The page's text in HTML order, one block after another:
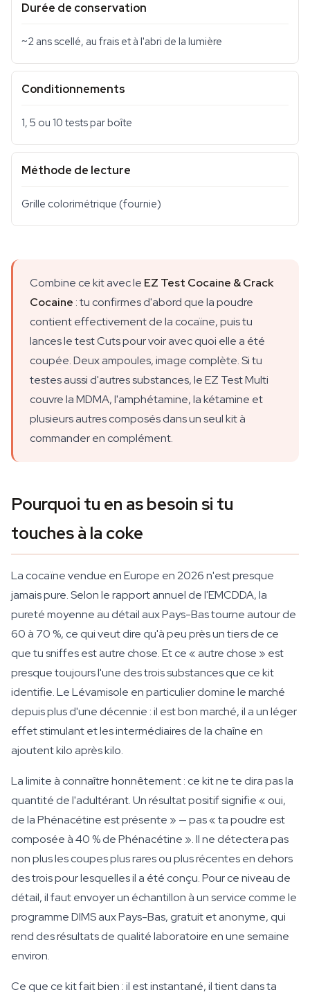
Durée de conservation
~2 ans scellé, au frais et à l'abri de la lumière
Conditionnements
1, 5 ou 10 tests par boîte
Méthode de lecture
Grille colorimétrique (fournie)
Combine ce kit avec le EZ Test Cocaine & Crack
Cocaine : tu confirmes d'abord que la poudre
contient effectivement de la cocaïne, puis tu
lances le test Cuts pour voir avec quoi elle a été
coupée. Deux ampoules, image complète. Si tu
testes aussi d'autres substances, le EZ Test Multi
couvre la MDMA, l'amphétamine, la kétamine et
plusieurs autres composés dans un seul kit à
commander en complément.
Pourquoi tu en as besoin si tu
touches à la coke
La cocaïne vendue en Europe en 2026 n'est presque
jamais pure. Selon le rapport annuel de l'EMCDDA, la
pureté moyenne au détail aux Pays-Bas tourne autour de
60 à 70 %, ce qui veut dire qu'à peu près un tiers de ce
que tu sniffes est autre chose. Et ce « autre chose » est
presque toujours l'une des trois substances que ce kit
identifie. Le Lévamisole en particulier domine le marché
depuis plus d'une décennie : il est bon marché, il a un léger
effet stimulant et les intermédiaires de la chaîne en
ajoutent kilo après kilo.
La limite à connaître honnêtement : ce kit ne te dira pas la
quantité de l'adultérant. Un résultat positif signifie « oui,
de la Phénacétine est présente » — pas « ta poudre est
composée à 40 % de Phénacétine ». Il ne détectera pas
non plus les coupes plus rares ou plus récentes en dehors
des trois pour lesquelles il a été conçu. Pour ce niveau de
détail, il faut envoyer un échantillon à un service comme le
programme DIMS aux Pays-Bas, gratuit et anonyme, qui
rend des résultats de qualité laboratoire en une semaine
environ.
Ce que ce kit fait bien : il est instantané, il tient dans ta